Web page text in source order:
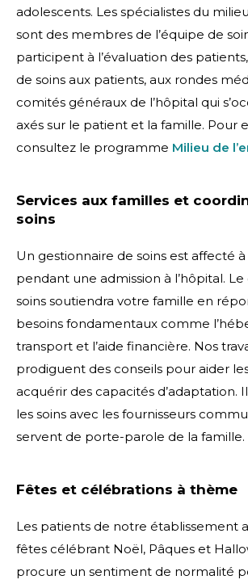
adolescents. Les spécialistes du
sont des membres de l’équipe de
participent à l’évaluation des
de soins aux patients, aux rondes
comités généraux de l’hôpital qui
axés sur le patient et la famille. Pour
consultez le programme Milieu de
Services aux familles et
soins
Un gestionnaire de soins est affecté
pendant une admission à l’hôpital.
soins soutiendra votre famille en
besoins fondamentaux comme
transport et l’aide financière. Nos
prodiguent des conseils pour aider
acquérir des capacités d’adaptation.
les soins avec les fournisseurs
servent de porte-parole de la famille.
Fêtes et célébrations à thème
Les patients de notre établissement
fêtes célébrant Noël, Pâques et
procure un sentiment de normalité